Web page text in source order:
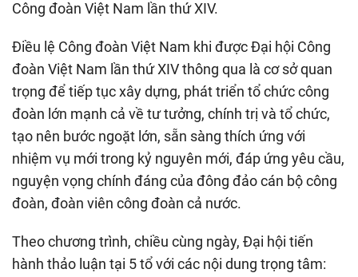
Công đoàn Việt Nam lần thứ XIV.
Điều lệ Công đoàn Việt Nam khi được Đại hội Công
đoàn Việt Nam lần thứ XIV thông qua là cơ sở quan
trọng để tiếp tục xây dựng, phát triển tổ chức công
đoàn lớn mạnh cả về tư tưởng, chính trị và tổ chức,
tạo nên bước ngoặt lớn, sẵn sàng thích ứng với
nhiệm vụ mới trong kỷ nguyên mới, đáp ứng yêu cầu,
nguyện vọng chính đáng của đông đảo cán bộ công
đoàn, đoàn viên công đoàn cả nước.
Theo chương trình, chiều cùng ngày, Đại hội tiến
hành thảo luận tại 5 tổ với các nội dung trọng tâm: